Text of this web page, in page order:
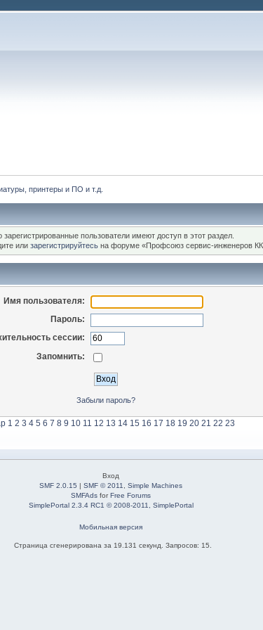
принтеры и ПО и т.д.
зарегистрированные пользователи имеют доступ в этот раздел.
илизарегистрируйтесь на форуме «Профсоюз сервис-инженеров
Имя пользователя:
Пароль:
сессии:
Запомнить:
Забыли пароль?
1 2 3 4 5 6 7 8 9 10 11 12 13 14 15 16 17 18 19 20 21 22 23
Вход
SMF 2.0.15 |SMF © 2011 ,Simple Machines
SMFAds forFree Forums
SimplePortal 2.3.4 RC1 © 2008-2011, SimplePortal
Мобильная версия
Страница сгенерирована за 19.131 секунд. Запросов: 15.